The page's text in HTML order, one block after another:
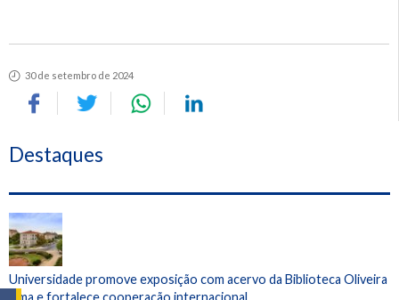
30 de setembro de 2024
Destaques
Universidade promove exposição com acervo da Biblioteca Oliveira